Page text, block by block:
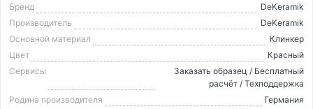
Бренд
DeKeramik
Производитель
DeKeramik
Основной материал
Клинкер
Цвет
Красный
Сервисы
Заказать образец / Бесплатный
расчёт / Техподдержка
Родина производителя
Германия